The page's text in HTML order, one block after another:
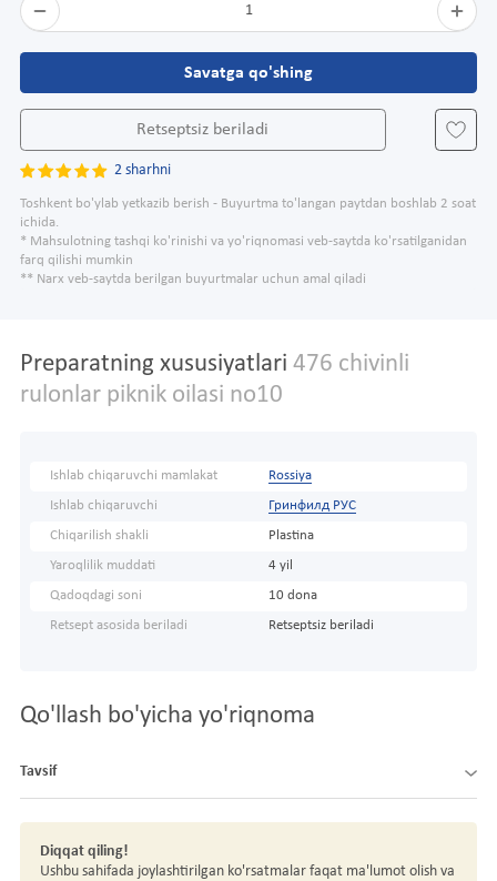
1
Savatga qo'shing
Retseptsiz beriladi
2 sharhni
Toshkent bo'ylab yetkazib berish - Buyurtma to'langan paytdan boshlab 2 soat
ichida.
* Mahsulotning tashqi ko'rinishi va yo'riqnomasi veb-saytda ko'rsatilganidan
farq qilishi mumkin
** Narx veb-saytda berilgan buyurtmalar uchun amal qiladi
Preparatning xususiyatlari 476 chivinli
rulonlar piknik oilasi no10
Ishlab chiqaruvchi mamlakat Rossiya
Ishlab chiqaruvchi Гринфилд РУС
Chiqarilish shakli Plastina
Yaroqlilik muddati 4 yil
Qadoqdagi soni 10 dona
Retsept asosida beriladi Retseptsiz beriladi
Qo'llash bo'yicha yo'riqnoma
Tavsif
Diqqat qiling!
Ushbu sahifada joylashtirilgan ko'rsatmalar faqat ma'lumot olish va